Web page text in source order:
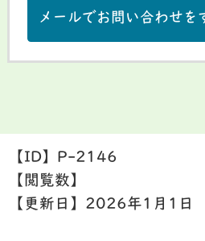
メールでお問い合わせを
【ID】 P-2146
【閲覧数】
【更新日】 2026年1月1日